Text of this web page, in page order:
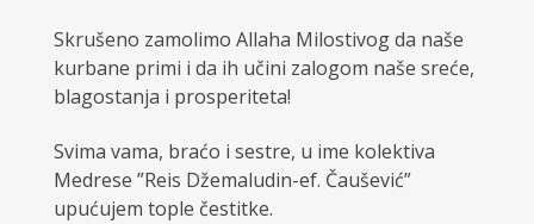
Skrušeno zamolimo Allaha Milostivog da naše
kurbane primi i da ih učini zalogom naše sreće,
blagostanja i prosperiteta!
Svima vama, braćo i sestre, u ime kolektiva
Medrese ”Reis Džemaludin-ef. Čaušević”
upućujem tople čestitke.